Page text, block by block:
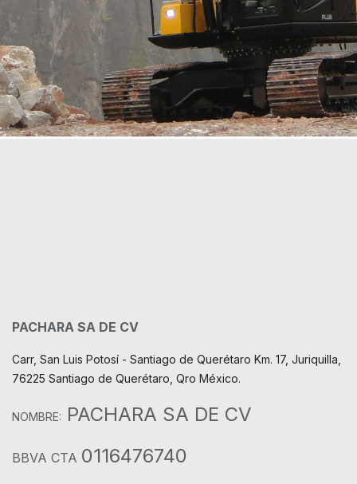
PACHARA SA DE CV
Carr, San Luis Potosí - Santiago de Querétaro Km. 17, Juriquilla,
76225 Santiago de Querétaro, Qro México.
NOMBRE: PACHARA SA DE CV
BBVA CTA 0116476740